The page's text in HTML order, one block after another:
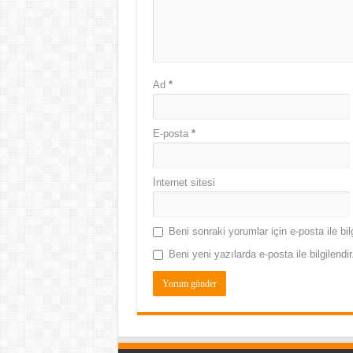
Ad *
E-posta *
İnternet sitesi
Beni sonraki yorumlar için e-posta ile
Beni yeni yazılarda e-posta ile bilgilendir.